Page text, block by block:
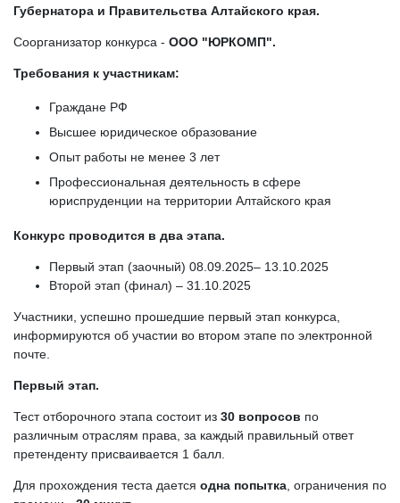
Губернатора и Правительства Алтайского края.
Соорганизатор конкурса - ООО "ЮРКОМП".
Требования к участникам:
Граждане РФ
Высшее юридическое образование
Опыт работы не менее 3 лет
Профессиональная деятельность в сфере
юриспруденции на территории Алтайского края
Конкурс проводится в два этапа.
Первый этап (заочный) 08.09.2025– 13.10.2025
Второй этап (финал) – 31.10.2025
Участники, успешно прошедшие первый этап конкурса,
информируются об участии во втором этапе по электронной
почте.
Первый этап.
Тест отборочного этапа состоит из 30 вопросов по
различным отраслям права, за каждый правильный ответ
претенденту присваивается 1 балл.
Для прохождения теста дается одна попытка , ограничения по